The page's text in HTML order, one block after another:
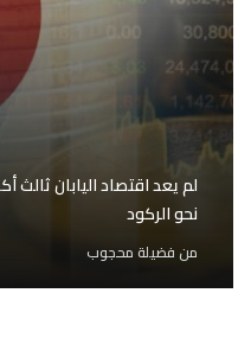
لم يعد اقتصاد اليابان ثالث
نحو الركود
من فضيلة محجوب